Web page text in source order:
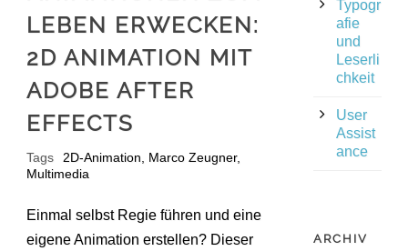
LEBEN ERWECKEN:
2D ANIMATION MIT
ADOBE AFTER
EFFECTS
Tags 2D-Animation Marco Zeugner,
Multimedia
Einmal selbst Regie führen und eine
eigene Animation erstellen? Dieser
Typogr
afie
und
Leserli
chkeit
User
Assist
ance
ARCHIV